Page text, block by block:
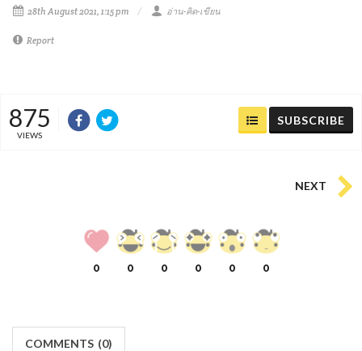
28th August 2021, 1:15 pm อ่าน-คิด-เขียน
Report
875
VIEWS
SUBSCRIBE
NEXT
0 0 0 0 0 0
COMMENTS (0)